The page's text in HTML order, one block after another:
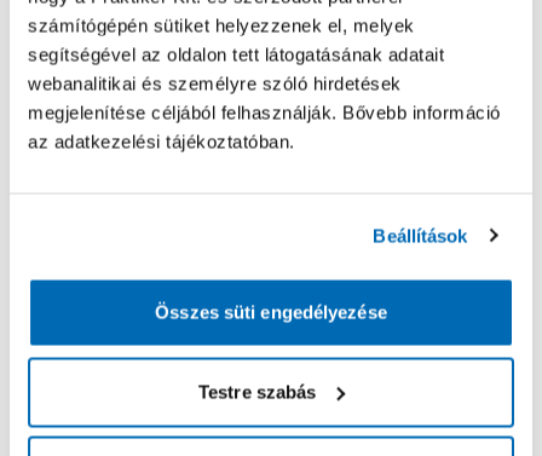
számítógépén sütiket helyezzenek el, melyek
segítségével az oldalon tett látogatásának adatait
webanalitikai és személyre szóló hirdetések
megjelenítése céljából felhasználják. Bővebb információ
az adatkezelési tájékoztatóban.
Beállítások
Összes süti engedélyezése
Testre szabás